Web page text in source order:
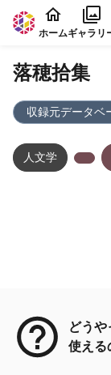
本文に飛ぶ
ホームギャラリ
落穂拾集
収録元データベ
人文学
どう
使える